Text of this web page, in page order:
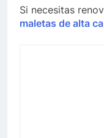
Si necesitas
maletas de alta